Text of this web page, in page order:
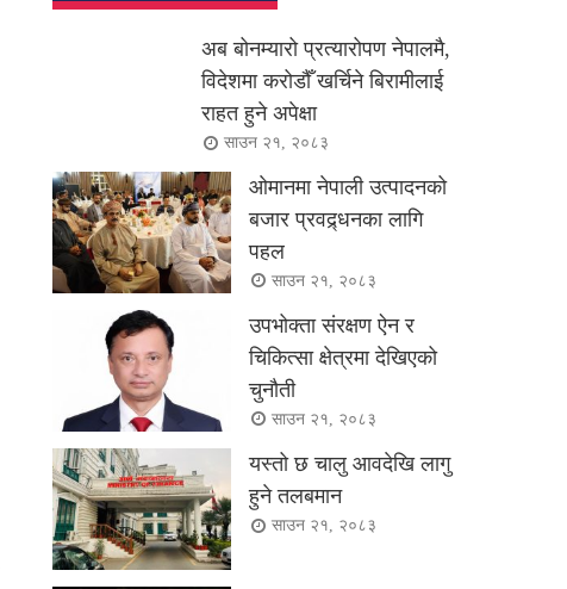
अब बोनम्यारो प्रत्यारोपण नेपालमै,
विदेशमा करोडौँ खर्चिने बिरामीलाई
राहत हुने अपेक्षा
साउन २१, २०८३
ओमानमा नेपाली उत्पादनको
बजार प्रवद्र्धनका लागि
पहल
साउन २१, २०८३
उपभोक्ता संरक्षण ऐन र
चिकित्सा क्षेत्रमा देखिएको
चुनौती
साउन २१, २०८३
यस्तो छ चालु आवदेखि लागु
हुने तलबमान
साउन २१, २०८३